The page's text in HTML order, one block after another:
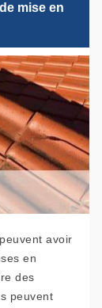
mise en
avoir
en
des
peuvent